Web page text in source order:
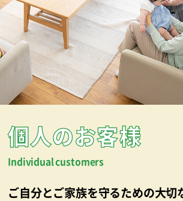
個人のお客様
Individual customers
ご自分とご家族を守るための大切